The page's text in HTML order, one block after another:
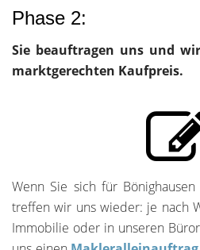
Phase 2:
Sie beauftragen uns und
marktgerechten Kaufpreis.
Wenn Sie sich für
treffen wir uns wieder: je nach
Immobilie oder in unseren